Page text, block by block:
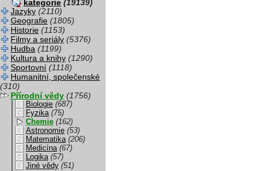
kategorie (19139)
Jazyky (2110)
Geografie (1805)
Historie (1153)
Filmy a seriály (5376)
Hudba (1199)
Kultura a knihy (1290)
Sportovní (1118)
Humanitní, společenské
(310)
Přírodní vědy (1756)
Biologie (687)
Fyzika (75)
Chemie (162)
Astronomie (53)
Matematika (206)
Medicína (67)
Logika (57)
Jiné vědy (51)